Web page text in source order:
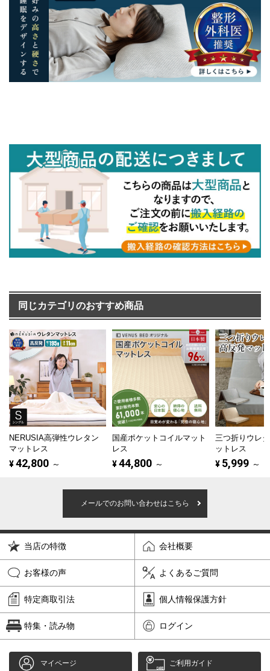
同じカテゴリのおすすめ商品
NERUSIA高弾性ウレタン
マットレス
¥42,800 ～
国産ポケットコイルマット
レス
¥44,800 ～
三つ折りウレ
ットレス
¥ 5,999 ～
メールでのお問い合わせはこちら
当店の特徴 会社概要
お客様の声 よくあるご質問
特定商取引法 個人情報保護方針
特集・読み物 ログイン
マイページ ご利用ガイド